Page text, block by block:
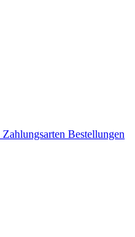
Zahlungsarten Bestellungen